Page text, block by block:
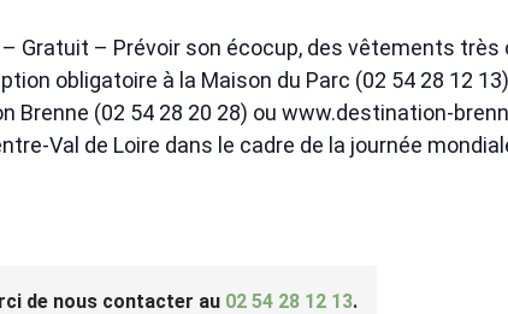
Gratuit – Prévoir son écocup, des vêtements très
obligatoire à la Maison du Parc (02 54 28 12
Brenne (02 54 28 20 28) ou www.destination-
Val de Loire dans le cadre de la journée
de nous contacter au 02 54 28 12 13.